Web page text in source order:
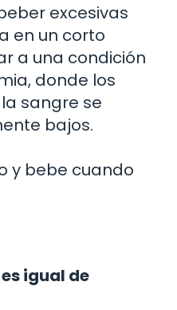
excesivas
en un corto
a una condición
donde los
sangre se
bajos.
y bebe cuando
igual de